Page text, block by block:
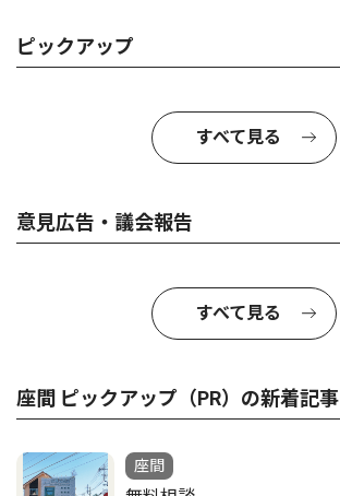
ピックアップ
すべて見る
意見広告・議会報告
すべて見る
座間 ピックアップ（PR）の新着記事
座間